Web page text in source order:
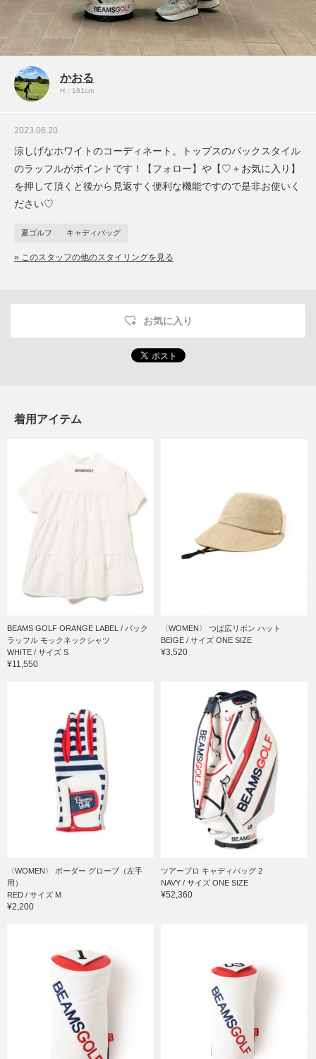
かおる
H：161cm
2023.06.20
涼しげなホワイトのコーディネート。トップスのバックスタイル
のラッフルがポイントです！【フォロー】や【♡＋お気に入り】
を押して頂くと後から見返すく便利な機能ですので是非お使いく
ださい♡
夏ゴルフ キャディバッグ
» このスタッフの他のスタイリングを見る
お気に入り
着用アイテム
BEAMS GOLF ORANGE LABEL / バック
ラッフル モックネックシャツ
WHITE / サイズ S
¥11,550
〈WOMEN〉 つば広リボン ハット
BEIGE / サイズ ONE SIZE
¥3,520
〈WOMEN〉 ボーダー グローブ（左手
用）
RED / サイズ M
¥2,200
ツアープロ キャディバッグ 2
NAVY / サイズ ONE SIZE
¥52,360